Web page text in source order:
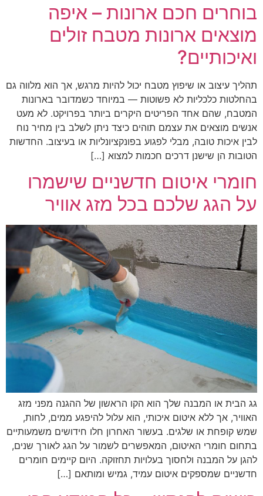
בוחרים חכם ארונות – איפה
מוצאים ארונות מטבח זולים
ואיכותיים?
תהליך עיצוב או שיפוץ מטבח יכול להיות מרגש, אך הוא מלווה גם
בהחלטות כלכליות לא פשוטות — במיוחד כשמדובר בארונות
המטבח, שהם אחד הפריטים היקרים ביותר בפרויקט. לא מעט
אנשים מוצאים את עצמם תוהים כיצד ניתן לשלב בין מחיר נוח
לבין איכות טובה, מבלי לפגוע בפונקציונליות או בעיצוב. החדשות
הטובות הן שישנן דרכים חכמות למצוא […]
חומרי איטום חדשניים שישמרו
על הגג שלכם בכל מזג אוויר
גג הבית או המבנה שלך הוא הקו הראשון של ההגנה מפני מזג
האוויר, אך ללא איטום איכותי, הוא עלול להיפגע ממים, לחות,
שמש קופחת או שלגים. בעשור האחרון חלו חידושים משמעותיים
בתחום חומרי האיטום, המאפשרים לשמור על הגג לאורך שנים,
להגן על המבנה ולחסוך בעלויות תחזוקה. היום קיימים חומרים
חדשניים שמספקים איטום עמיד, גמיש ומותאם […]